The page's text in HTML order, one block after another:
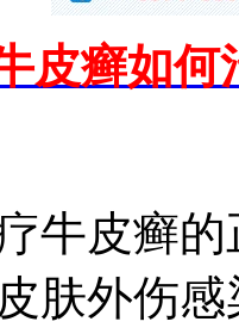
皮癣如
牛皮癣
肤外伤